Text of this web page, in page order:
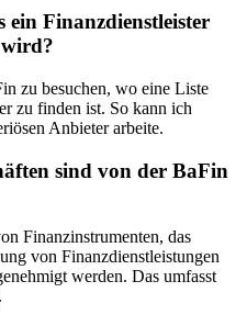
ein Finanzdienstleister
zu besuchen, wo eine Liste
zu finden⁤ ist. So kann ich
Anbieter arbeite.
sind von der BaFin
Finanzinstrumenten, ‍das
⁢von Finanzdienstleistungen
werden. Das umfasst